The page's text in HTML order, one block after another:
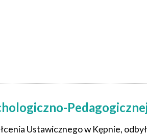
Ustawicznego w Kępnie,